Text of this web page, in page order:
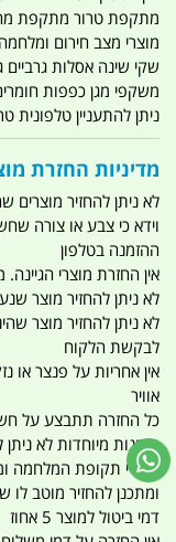
מתקפת טרור מתקפת
מוצרי מצב חירום
שקי שינה אסלות
משקפי מגן כפפות
ניתן להתעניין טלפונית טרם
מדיניות החזרת
לא ניתן להחזיר מוצרים
וידא כי צבע או צורה
ההזמנה בטלפון
אין החזרת מוצרי
לא ניתן להחזיר מוצר
לא ניתן להחזיר מוצר
לבקשת הלקוח
אין אחריות על פנצר או
אוויר
כל החזרה תתבצע על
הזמנות מיוחדות לא
מוצרי תקופת המלחמה
ומתכנן להחזיר מוטב לו
דמי ביטול למוצר 5 אחוז